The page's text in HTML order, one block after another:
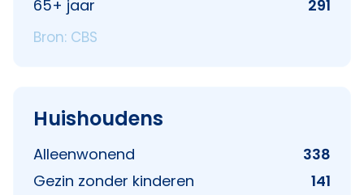
65+ jaar
291
Bron: CBS
Huishoudens
Alleenwonend
338
Gezin zonder kinderen
141